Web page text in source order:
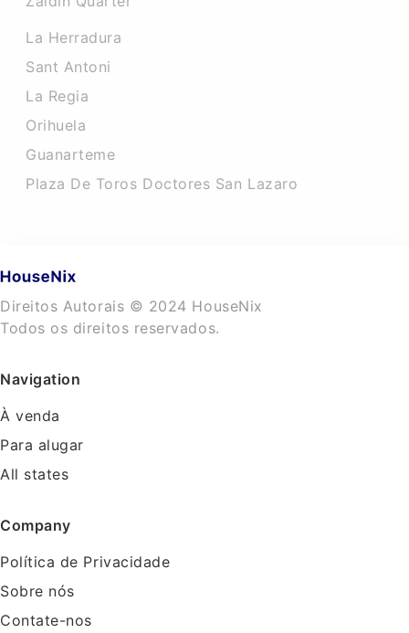
La Herradura
Sant Antoni
La Regia
Orihuela
Guanarteme
Plaza De Toros Doctores San Lazaro
Direitos Autorais © 2024 HouseNix
Todos os direitos reservados.
Navigation
À venda
Para alugar
All states
Company
Política de Privacidade
Sobre nós
Contate-nos